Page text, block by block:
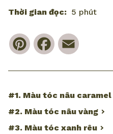
Thời gian đọc: 5 phút
PinterestFacebook
#1. Màu tóc nâu caramel
#2. Màu tóc nâu vàng
#3. Màu tóc xanh rêu